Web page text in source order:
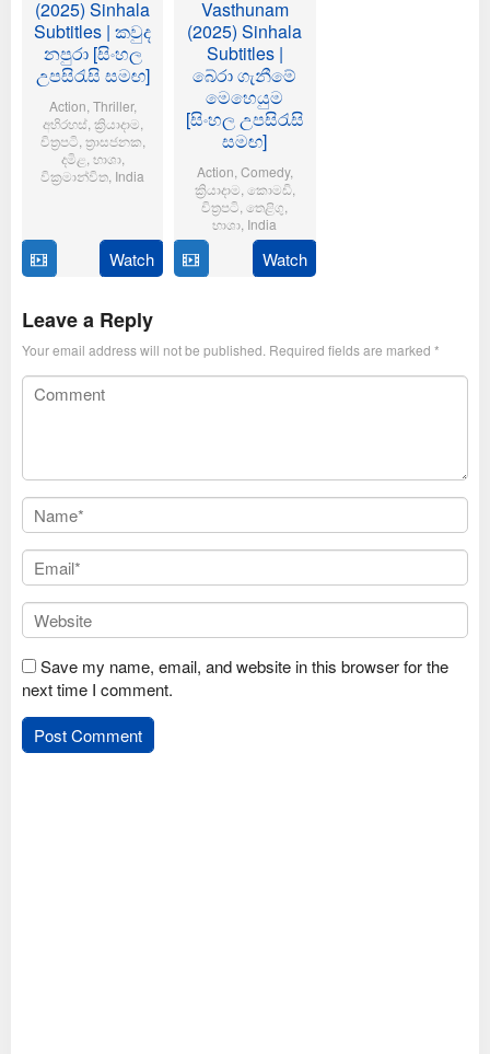
(2025) Sinhala
Subtitles | කවුද
නපුරා [සිංහල
උපසිරැසි සමඟ]
Action Thriller,
අභිරහස්, ක්‍රියාදාම
චිත්‍රපටි ත්‍රාසජනක
දමිළ භාශා,
වික්‍රමාන්විත India
Feb
2025
Thirumeni
Watch
Vasthunam
(2025) Sinhala
Subtitles |
බේරා ගැනීමේ
මෙහෙයුම
[සිංහල උපසිරැසි
සමඟ]
Action Comedy,
ක්‍රියාදාම කොමඩි,
චිත්‍රපටි ,තෙළිගු
භාශා India
Jan
Anil
Ravipudi
Watch
Leave a Reply
Your email address will not be published. Required fields are marked *
Save my name, email, and website in this browser for the
next time I comment.